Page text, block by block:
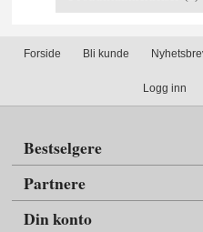
Forside Bli kunde
Logg inn
Bestselgere
Partnere
Din konto